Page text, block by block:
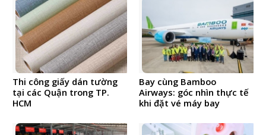
Thi công giấy dán tường
tại các Quận trong TP.
HCM
Bay cùng Bamboo
Airways: góc nhìn thực tế
khi đặt vé máy bay